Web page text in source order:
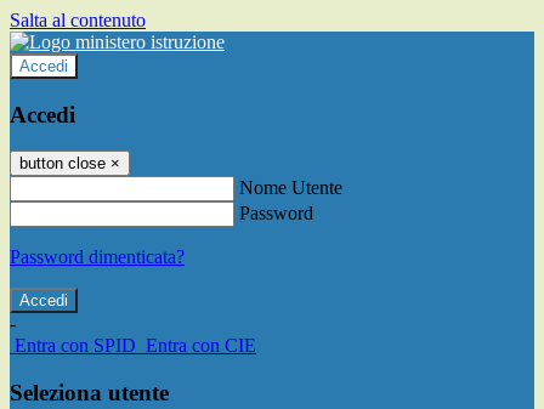
Salta al contenuto
Accedi
Accedi
button close ×
Nome Utente
Password
Password dimenticata?
-
Entra con SPID Entra con CIE
Seleziona utente